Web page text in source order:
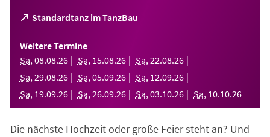
Standardtanz im TanzBau
(Öffnet
in
einem
neuen
Tab)
Weitere Termine
Sa, 08.08.26 Sa, 15.08.26 Sa, 22.08.26
Sa, 29.08.26 Sa, 05.09.26 Sa, 12.09.26
Sa, 19.09.26 Sa, 26.09.26 Sa, 03.10.26 Sa, 10.10.26
Die nächste Hochzeit oder große Feier steht an? Und